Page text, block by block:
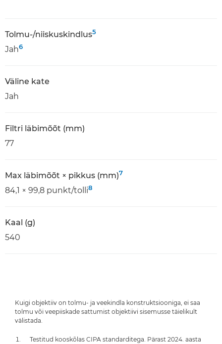
Tolmu-/niiskuskindlus5
Jah6
Väline kate
Jah
Filtri läbimõõt (mm)
77
Max läbimõõt × pikkus (mm)7
84,1 × 99,8 punkt/tolli8
Kaal (g)
540
Kuigi objektiiv on tolmu- ja veekindla konstruktsiooniga, ei saa
tolmu või veepiiskade sattumist objektiivi sisemusse täielikult
välistada.
Testitud kooskõlas CIPA standarditega. Pärast 2024. aasta